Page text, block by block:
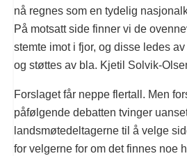
nå regnes som en tydelig
På motsatt side finner vi de
stemte imot i fjor, og disse ledes
og støttes av bla. Kjetil Solvik-
Forslaget får neppe flertall. Men
påfølgende debatten tvinger
landsmøtedeltagerne til å velge
for velgerne for om det finnes noe